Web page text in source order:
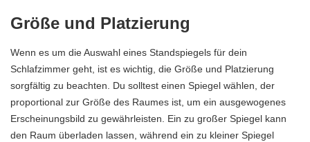
Größe und Platzierung
Wenn es um die Auswahl eines Standspiegels für dein
Schlafzimmer geht, ist es wichtig, die Größe und Platzierung
sorgfältig zu beachten. Du solltest einen Spiegel wählen, der
proportional zur Größe des Raumes ist, um ein ausgewogenes
Erscheinungsbild zu gewährleisten. Ein zu großer Spiegel kann
den Raum überladen lassen, während ein zu kleiner Spiegel